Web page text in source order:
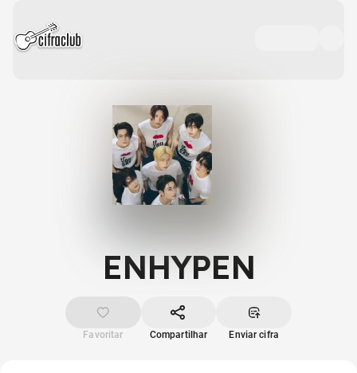
ENHYPEN
Favoritar Compartilhar Enviar cifra